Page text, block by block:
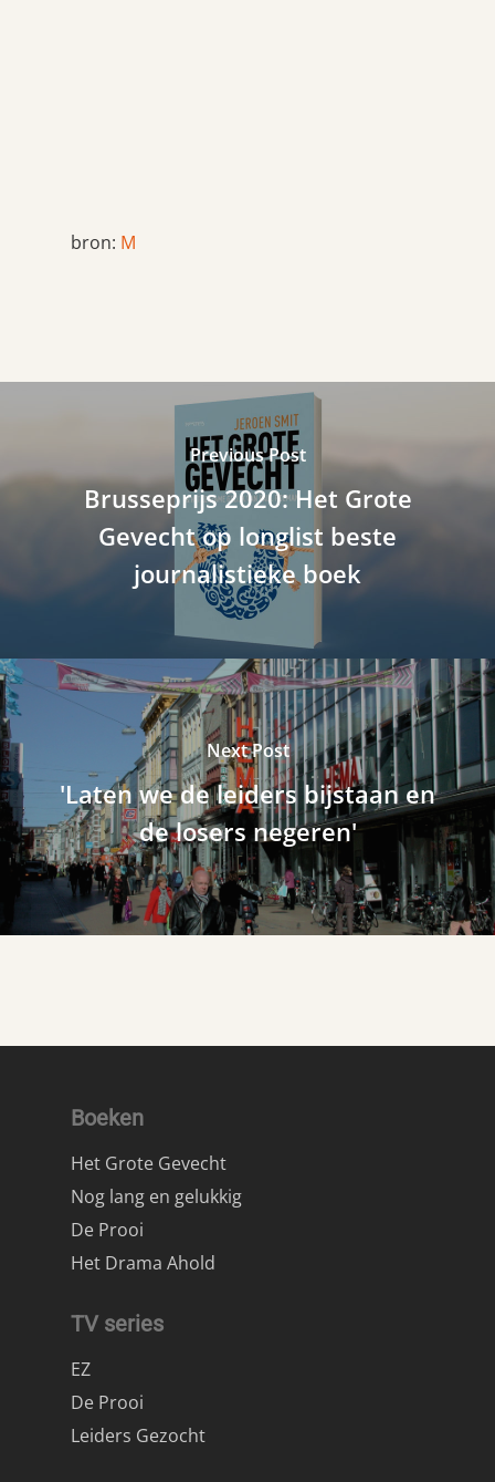
bron: M
Previous Post
Brusseprijs 2020: Het Grote
Gevecht op longlist beste
journalistieke boek
Next Post
'Laten we de leiders bijstaan en
de losers negeren'
Boeken
Het Grote Gevecht
Nog lang en gelukkig
De Prooi
Het Drama Ahold
TV series
EZ
De Prooi
Leiders Gezocht